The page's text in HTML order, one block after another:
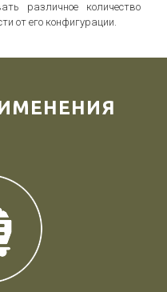
различное количество
от его конфигурации.